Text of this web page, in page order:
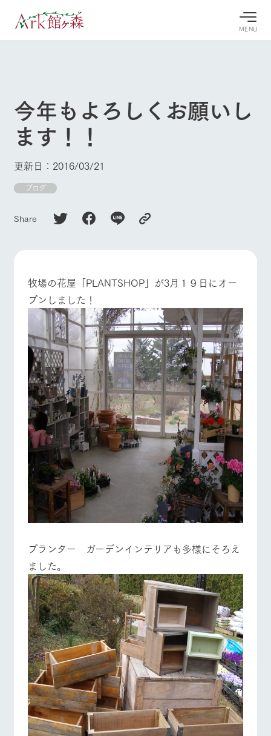
MENU
牧場へ行
営業時
間・料金
交通アク
セス
よくいた
だく質問
団体のお
客様へ
ペットを
お連れの
お問い合
料請求
よく見られている情報
今日の牧
案内
ガーデンの開花
状況などを毎日
ント・フェアの
情報やスケジュ
フラワー
ガーデン
花のある美しい
自然環境の中、
季節の移り変わ
りを存分に味わ
う
動物とふ
れあう
触れて、感じ
て、学ぶ。館ヶ
森の雄大な自然
なかで動物とふ
れあう
アクティ
ビティ／
体験
ツリーハウスや
各種体験教室な
ど、楽しみなが
ら学べる様々な
アクティビティ
レストラ
ン
牧場の生産品を
知り尽くした料
理人が腕を振
い、ビュッフェ
スタイルで提供
ショップ
／お買い
物
丹精込めて育て
た生産品をはじ
め、牧場産の逸
品を取り揃えた
牧場マッ
プ
牧場マップのダ
ウンロード
牧場内を巡る周
ホーム
Ark館ヶ森について
牧場に行く
ArkFarm Wedding
お知らせ
ブログ
お問い合わせ・資料請求
生産品カタログ・資料DL
English (Google Translate)
ネットショップ
個人情報取扱いについて
牧場トップ 今日の牧場 牧場の楽しみ方
イベント/フェア レストラン/BBQ フラワーガーデン
動物とふれあう アクティビティ/体験 ショップ/お買い物
牧場マップを見る
営業時間・料金 交通アクセス
よくあるご質問
団体のお客様へ
ペットをお連れの
お客様へ お問い合わせ
今年もよろしくお願いし
ます！！
更新日：2016/03/21
ブログ
Share
牧場の花屋「PLANTSHOP」が3月１９日にオー
プンしました！
プランター ガーデンインテリアも多様にそろえ
ました。